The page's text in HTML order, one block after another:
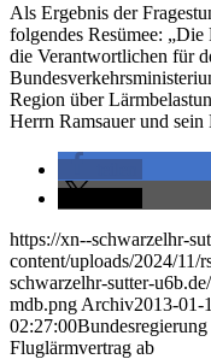
Als Ergebnis der
folgendes Resümee:
die Verantwortlichen für
Region über
Herrn Ramsauer und
https://xn--schwarzelhr-
content/uploads/2024/11/
schwarzelhr-sutter-
mdb.png Archiv2013-01-
02:27:00
Fluglärmvertrag ab